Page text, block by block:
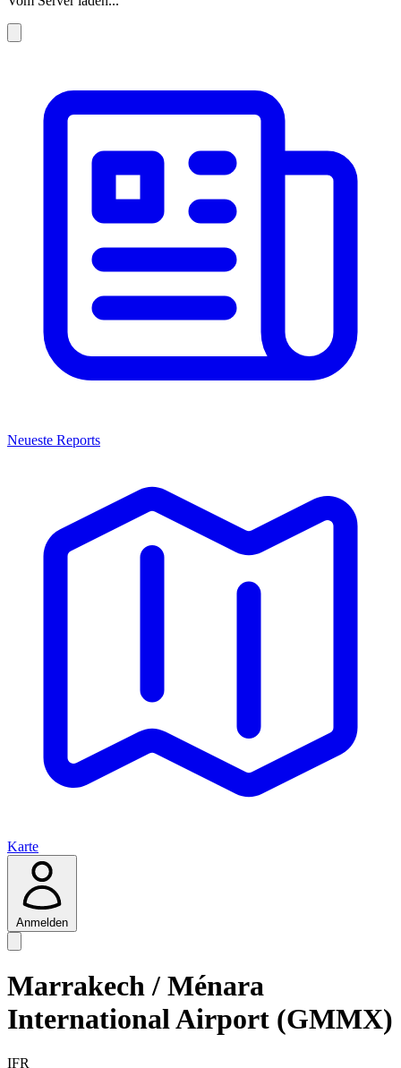
Neueste Reports
Karte
Anmelden
Marrakech / Ménara
International Airport (GMMX)
IFR